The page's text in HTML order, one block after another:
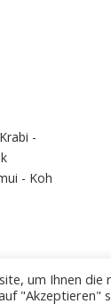
-
- Koh
um Ihnen
"Akzeptieren"